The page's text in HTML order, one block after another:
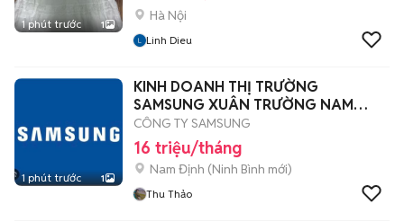
1 phút trước 1
Hà Nội
Linh Dieu
1 phút trước 1
KINH DOANH THỊ TRƯỜNG
SAMSUNG XUÂN TRƯỜNG NAM
ĐỊNH
CÔNG TY SAMSUNG
16 triệu/tháng
Nam Định (Ninh Bình mới)
Thu Thảo